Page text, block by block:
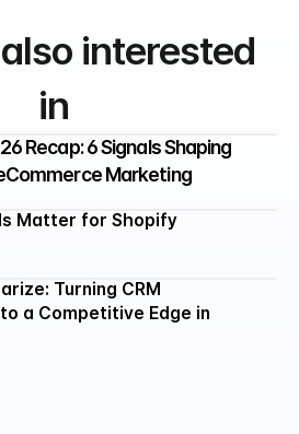
interested
in
Recap: 6 Signals Shaping
Marketing
Matter for Shopify
Turning CRM
a Competitive Edge in